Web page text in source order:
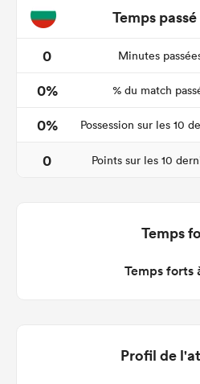
Temps
0
Minutes
0%
% du match
0%
Possession sur les 10
0
Points sur les 10
Temps
Temps forts
Profil de